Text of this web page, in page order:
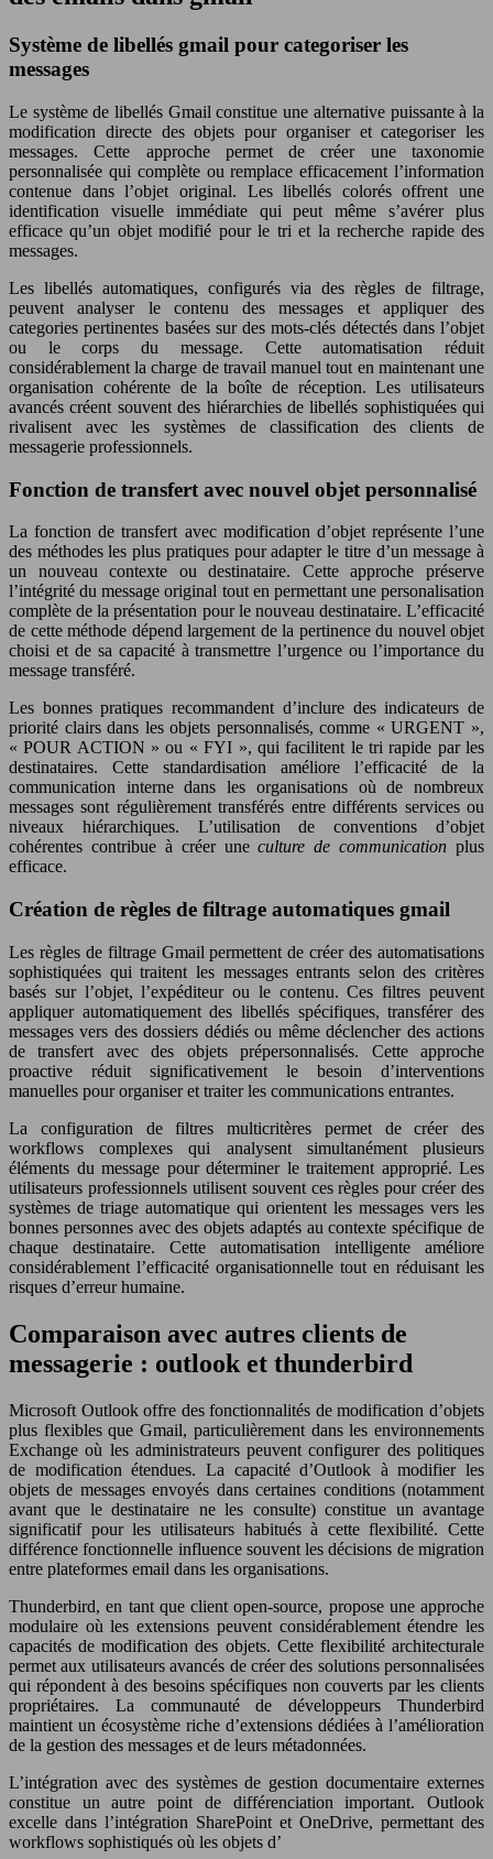
Système de libellés gmail pour categoriser les
messages
Le système de libellés Gmail constitue une alternative puissante à la
modification directe des objets pour organiser et categoriser les
messages. Cette approche permet de créer une taxonomie
personnalisée qui complète ou remplace efficacement l’information
contenue dans l’objet original. Les libellés colorés offrent une
identification visuelle immédiate qui peut même s’avérer plus
efficace qu’un objet modifié pour le tri et la recherche rapide des
messages.
Les libellés automatiques, configurés via des règles de filtrage,
peuvent analyser le contenu des messages et appliquer des
categories pertinentes basées sur des mots-clés détectés dans l’objet
ou le corps du message. Cette automatisation réduit
considérablement la charge de travail manuel tout en maintenant une
organisation cohérente de la boîte de réception. Les utilisateurs
avancés créent souvent des hiérarchies de libellés sophistiquées qui
rivalisent avec les systèmes de classification des clients de
messagerie professionnels.
Fonction de transfert avec nouvel objet personnalisé
La fonction de transfert avec modification d’objet représente l’une
des méthodes les plus pratiques pour adapter le titre d’un message à
un nouveau contexte ou destinataire. Cette approche préserve
l’intégrité du message original tout en permettant une personalisation
complète de la présentation pour le nouveau destinataire. L’efficacité
de cette méthode dépend largement de la pertinence du nouvel objet
choisi et de sa capacité à transmettre l’urgence ou l’importance du
message transféré.
Les bonnes pratiques recommandent d’inclure des indicateurs de
priorité clairs dans les objets personnalisés, comme « URGENT »,
« POUR ACTION » ou « FYI », qui facilitent le tri rapide par les
destinataires. Cette standardisation améliore l’efficacité de la
communication interne dans les organisations où de nombreux
messages sont régulièrement transférés entre différents services ou
niveaux hiérarchiques. L’utilisation de conventions d’objet
cohérentes contribue à créer uneculture de communication plus
efficace.
Création de règles de filtrage automatiques gmail
Les règles de filtrage Gmail permettent de créer des automatisations
sophistiquées qui traitent les messages entrants selon des critères
basés sur l’objet, l’expéditeur ou le contenu. Ces filtres peuvent
appliquer automatiquement des libellés spécifiques, transférer des
messages vers des dossiers dédiés ou même déclencher des actions
de transfert avec des objets prépersonnalisés. Cette approche
proactive réduit significativement le besoin d’interventions
manuelles pour organiser et traiter les communications entrantes.
La configuration de filtres multicritères permet de créer des
workflows complexes qui analysent simultanément plusieurs
éléments du message pour déterminer le traitement approprié. Les
utilisateurs professionnels utilisent souvent ces règles pour créer des
systèmes de triage automatique qui orientent les messages vers les
bonnes personnes avec des objets adaptés au contexte spécifique de
chaque destinataire. Cette automatisation intelligente améliore
considérablement l’efficacité organisationnelle tout en réduisant les
risques d’erreur humaine.
Comparaison avec autres clients de
messagerie : outlook et thunderbird
Microsoft Outlook offre des fonctionnalités de modification d’objets
plus flexibles que Gmail, particulièrement dans les environnements
Exchange où les administrateurs peuvent configurer des politiques
de modification étendues. La capacité d’Outlook à modifier les
objets de messages envoyés dans certaines conditions (notamment
avant que le destinataire ne les consulte) constitue un avantage
significatif pour les utilisateurs habitués à cette flexibilité. Cette
différence fonctionnelle influence souvent les décisions de migration
entre plateformes email dans les organisations.
Thunderbird, en tant que client open-source, propose une approche
modulaire où les extensions peuvent considérablement étendre les
capacités de modification des objets. Cette flexibilité architecturale
permet aux utilisateurs avancés de créer des solutions personnalisées
qui répondent à des besoins spécifiques non couverts par les clients
propriétaires. La communauté de développeurs Thunderbird
maintient un écosystème riche d’extensions dédiées à l’amélioration
de la gestion des messages et de leurs métadonnées.
L’intégration avec des systèmes de gestion documentaire externes
constitue un autre point de différenciation important. Outlook
excelle dans l’intégration SharePoint et OneDrive, permettant des
workflows sophistiqués où les objets d’